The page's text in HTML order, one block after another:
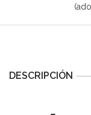
DESCRIPCIÓN